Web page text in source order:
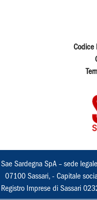
Codice
Sae Sardegna SpA – sede
07100 Sassari, - Capitale
Registro Imprese di Sassari